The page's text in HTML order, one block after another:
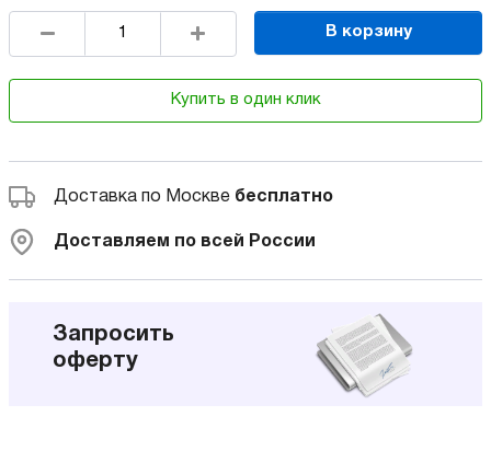
В корзину
Купить в один клик
Доставка по Москве бесплатно
Доставляем по всей России
Запросить
оферту